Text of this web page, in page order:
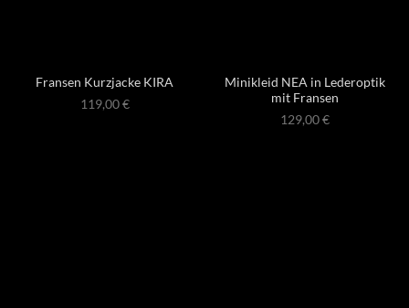
Fransen Kurzjacke KIRA
119,00€
Minikleid NEA in Lederoptik
mit Fransen
129,00€